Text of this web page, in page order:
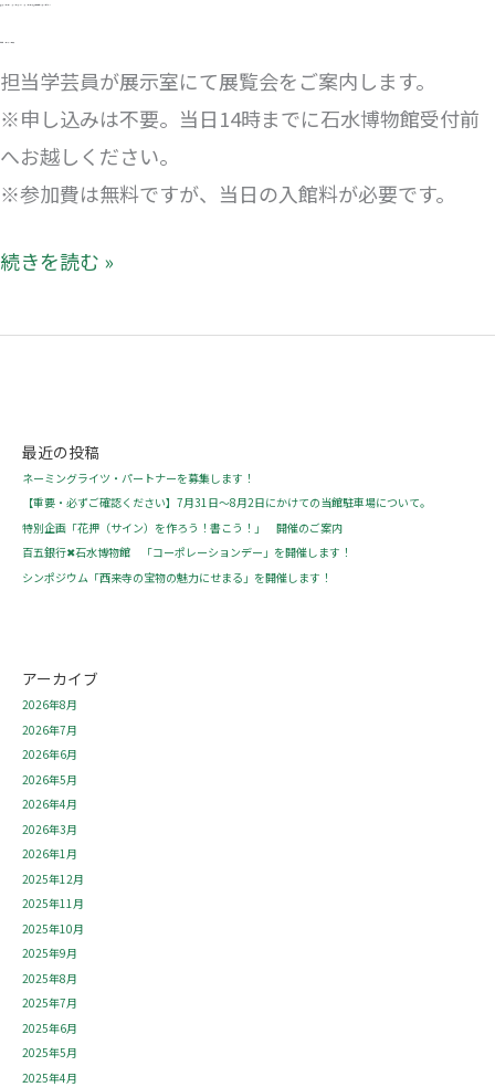
担当学芸員が展示室にて展覧会をご案内します。
※申し込みは不要。当日14時までに石水博物館受付前
へお越しください。
※参加費は無料ですが、当日の入館料が必要です。
続きを読む »
最近の投稿
ネーミングライツ・パートナーを募集します！
【重要・必ずご確認ください】7月31日～8月2日にかけての当館駐車場について。
特別企画「花押（サイン）を作ろう！書こう！」 開催のご案内
百五銀行✖石水博物館 「コーポレーションデー」を開催します！
シンポジウム「西来寺の宝物の魅力にせまる」を開催します！
アーカイブ
2026年8月
2026年7月
2026年6月
2026年5月
2026年4月
2026年3月
2026年1月
2025年12月
2025年11月
2025年10月
2025年9月
2025年8月
2025年7月
2025年6月
2025年5月
2025年4月